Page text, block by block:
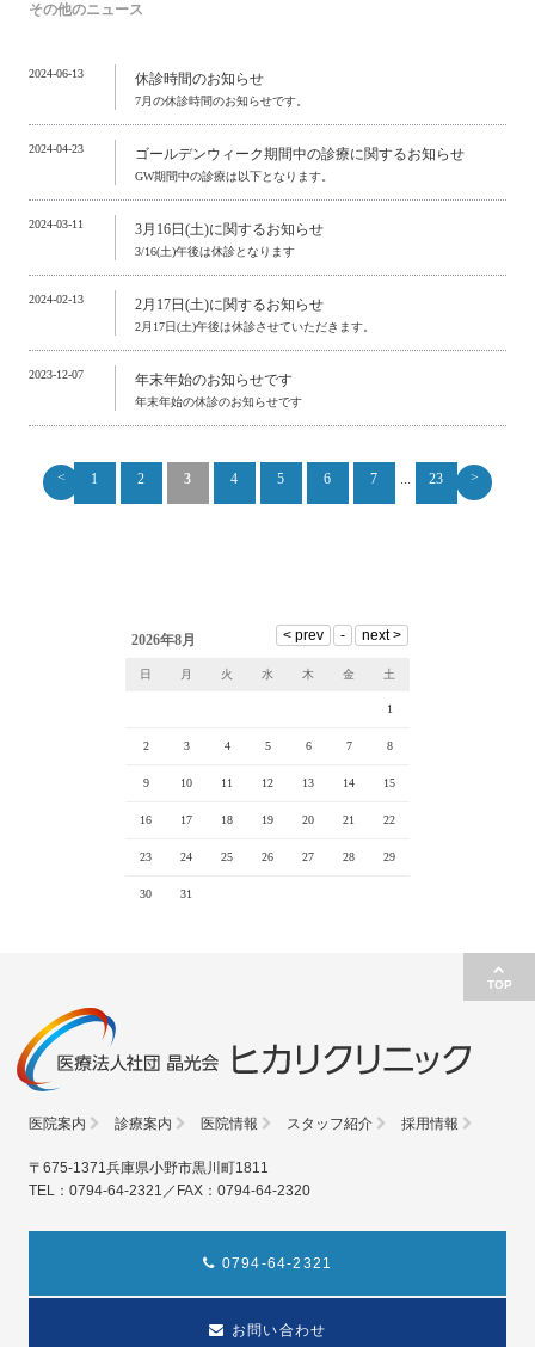
その他のニュース
2024-06-13 休診時間のお知らせ
7月の休診時間のお知らせです。
2024-04-23 ゴールデンウィーク期間中の診療に関するお知らせ
GW期間中の診療は以下となります。
2024-03-11 3月16日(土)に関するお知らせ
3/16(土)午後は休診となります
2024-02-13 2月17日(土)に関するお知らせ
2月17日(土)午後は休診させていただきます。
2023-12-07 年末年始のお知らせです
年末年始の休診のお知らせです
< 1 2 3 4 5 6 7 ... 23 >
2026年8月
日 月 火 水 木 金 土
1
2 3 4 5 6 7 8
9 10 11 12 13 14 15
16 17 18 19 20 21 22
23 24 25 26 27 28 29
30 31
TOP
医院案内 診療案内 医院情報 スタッフ紹介 採用情報
〒675-1371兵庫県小野市黒川町1811
TEL：0794-64-2321／FAX：0794-64-2320
0794-64-2321
お問い合わせ